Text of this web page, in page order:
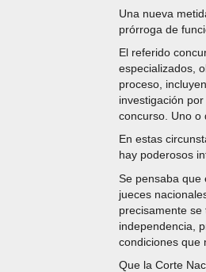
Una nueva
prórroga de
El referido
especializados,
proceso,
investigación
concurso. Uno o
En estas
hay poderosos
Se pensaba que
jueces
precisamente
independencia,
condiciones que
Que la Corte